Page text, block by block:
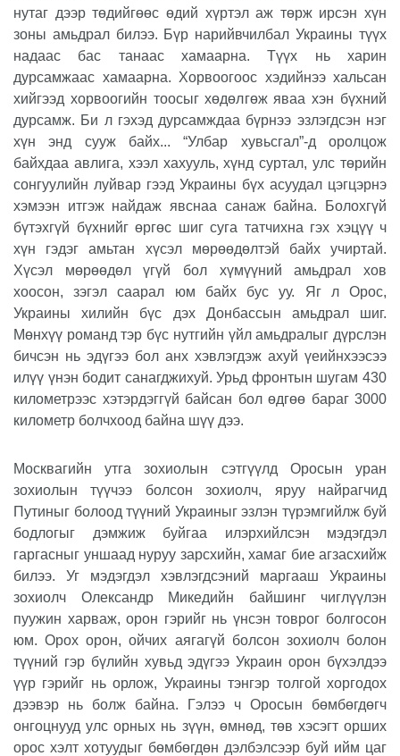
нутаг дээр төдийгөөс өдий хүртэл аж төрж ирсэн хүн
зоны амьдрал билээ. Бүр нарийвчилбал Украины түүх
надаас бас танаас хамаарна. Түүх нь харин
дурсамжаас хамаарна. Хорвоогоос хэдийнээ хальсан
хийгээд хорвоогийн тоосыг хөдөлгөж яваа хэн бүхний
дурсамж. Би л гэхэд дурсамждаа бүрнээ эзлэгдсэн нэг
хүн энд сууж байх... “Улбар хувьсгал”-д оролцож
байхдаа авлига, хээл хахууль, хүнд суртал, улс төрийн
сонгуулийн луйвар гээд Украины бүх асуудал цэгцэрнэ
хэмээн итгэж найдаж явснаа санаж байна. Болохгүй
бүтэхгүй бүхнийг өргөс шиг суга татчихна гэх хэцүү ч
хүн гэдэг амьтан хүсэл мөрөөдөлтэй байх учиртай.
Хүсэл мөрөөдөл үгүй бол хүмүүний амьдрал хов
хоосон, зэгэл саарал юм байх бус уу. Яг л Орос,
Украины хилийн бүс дэх Донбассын амьдрал шиг.
Мөнхүү романд тэр бүс нутгийн үйл амьдралыг дүрслэн
бичсэн нь эдүгээ бол анх хэвлэгдэж ахуй үеийнхээсээ
илүү үнэн бодит санагджихуй. Урьд фронтын шугам 430
километрээс хэтэрдэггүй байсан бол өдгөө бараг 3000
километр болчхоод байна шүү дээ.
Москвагийн утга зохиолын сэтгүүлд Оросын уран
зохиолын түүчээ болсон зохиолч, яруу найрагчид
Путиныг болоод түүний Украиныг эзлэн түрэмгийлж буй
бодлогыг дэмжиж буйгаа илэрхийлсэн мэдэгдэл
гаргасныг уншаад нуруу зарсхийн, хамаг бие агзасхийж
билээ. Уг мэдэгдэл хэвлэгдсэний маргааш Украины
зохиолч Олександр Микедийн байшинг чиглүүлэн
пуужин харваж, орон гэрийг нь үнсэн товрог болгосон
юм. Орох орон, ойчих аягагүй болсон зохиолч болон
түүний гэр бүлийн хувьд эдүгээ Украин орон бүхэлдээ
үүр гэрийг нь орлож, Украины тэнгэр толгой хоргодох
дээвэр нь болж байна. Гэлээ ч Оросын бөмбөгдөгч
онгоцнууд улс орных нь зүүн, өмнөд, төв хэсэгт орших
орос хэлт хотуудыг бөмбөгдөн дэлбэлсээр буй ийм цаг